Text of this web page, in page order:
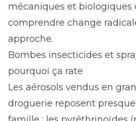
mécaniques et biologiques
comprendre change
approche.
Bombes insecticides et
pourquoi ça rate
Les aérosols vendus en
droguerie reposent